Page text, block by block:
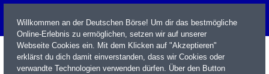
Willkommen an der Deutschen Börse! Um dir das bestmögliche
Online-Erlebnis zu ermöglichen, setzen wir auf unserer
Webseite Cookies ein. Mit dem Klicken auf "Akzeptieren"
erklärst du dich damit einverstanden, dass wir Cookies oder
verwandte Technologien verwenden dürfen. Über den Button